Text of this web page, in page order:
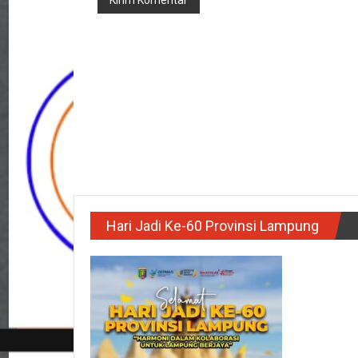
Hari Jadi Ke-60 Provinsi Lampung